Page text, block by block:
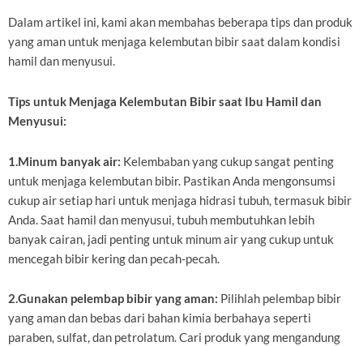
Dalam artikel ini, kami akan membahas beberapa tips dan produk
yang aman untuk menjaga kelembutan bibir saat dalam kondisi
hamil dan menyusui.
Tips untuk Menjaga Kelembutan Bibir saat Ibu Hamil dan
Menyusui:
1.Minum banyak air: Kelembaban yang cukup sangat penting
untuk menjaga kelembutan bibir. Pastikan Anda mengonsumsi
cukup air setiap hari untuk menjaga hidrasi tubuh, termasuk bibir
Anda. Saat hamil dan menyusui, tubuh membutuhkan lebih
banyak cairan, jadi penting untuk minum air yang cukup untuk
mencegah bibir kering dan pecah-pecah.
2.Gunakan pelembap bibir yang aman: Pilihlah pelembap bibir
yang aman dan bebas dari bahan kimia berbahaya seperti
paraben, sulfat, dan petrolatum. Cari produk yang mengandung